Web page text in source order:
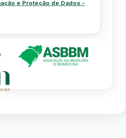
e Proteção de Dados -